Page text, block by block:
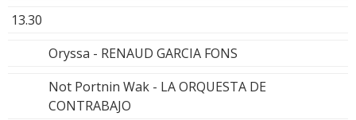
13.30
Oryssa - RENAUD GARCIA FONS
Not Portnin Wak - LA ORQUESTA DE
CONTRABAJO